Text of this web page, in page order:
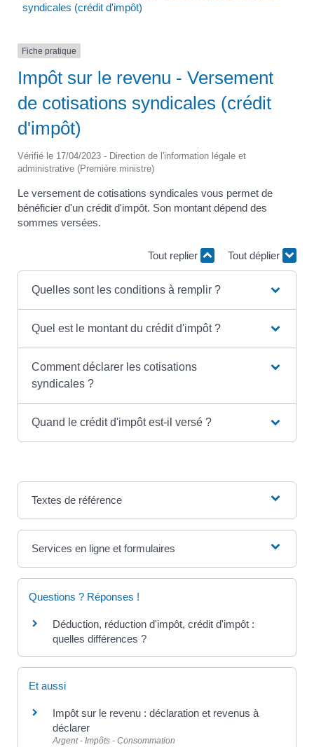
syndicales (crédit d'impôt)
Fiche pratique
Impôt sur le revenu - Versement
de cotisations syndicales (crédit
d'impôt)
Vérifié le 17/04/2023 - Direction de l'information légale et
administrative (Première ministre)
Le versement de cotisations syndicales vous permet de
bénéficier d'un crédit d'impôt. Son montant dépend des
sommes versées.
Tout replier Tout déplier
Quelles sont les conditions à remplir ?
Quel est le montant du crédit d'impôt ?
Comment déclarer les cotisations
syndicales ?
Quand le crédit d'impôt est-il versé ?
Textes de référence
Services en ligne et formulaires
Questions ? Réponses !
Déduction, réduction d'impôt, crédit d'impôt :
quelles différences ?
Et aussi
Impôt sur le revenu : déclaration et revenus à
déclarer
Argent - Impôts - Consommation